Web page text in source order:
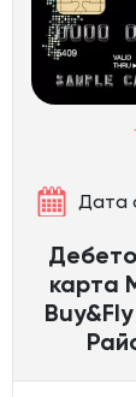
Дата
карта